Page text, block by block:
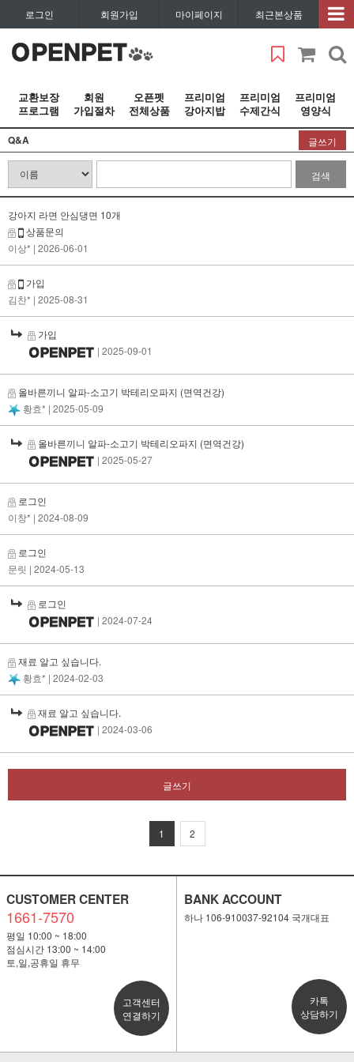
로그인 회원가입 마이페이지 최근본상품
교환보장
프로그램
회원
가입절차
오픈펫
전체상품
프리미엄
강아지밥
프리미엄
수제간식
프리미엄
영양식
Q&A 글쓰기
검색
강아지 라면 안심댕면 10개
상품문의
이상* | 2026-06-01
가입
김찬* | 2025-08-31
가입
| 2025-09-01
올바른끼니 알파-소고기 박테리오파지 (면역건강)
황효* | 2025-05-09
올바른끼니 알파-소고기 박테리오파지 (면역건강)
| 2025-05-27
로그인
이창* | 2024-08-09
로그인
문릿 | 2024-05-13
로그인
| 2024-07-24
재료 알고 싶습니다.
황효* | 2024-02-03
재료 알고 싶습니다.
| 2024-03-06
글쓰기
1 2
CUSTOMER CENTER
1661-7570
평일 10:00 ~ 18:00
점심시간 13:00 ~ 14:00
토,일,공휴일 휴무
고객센터
연결하기
BANK ACCOUNT
하나 106-910037-92104 국개대표
카톡
상담하기